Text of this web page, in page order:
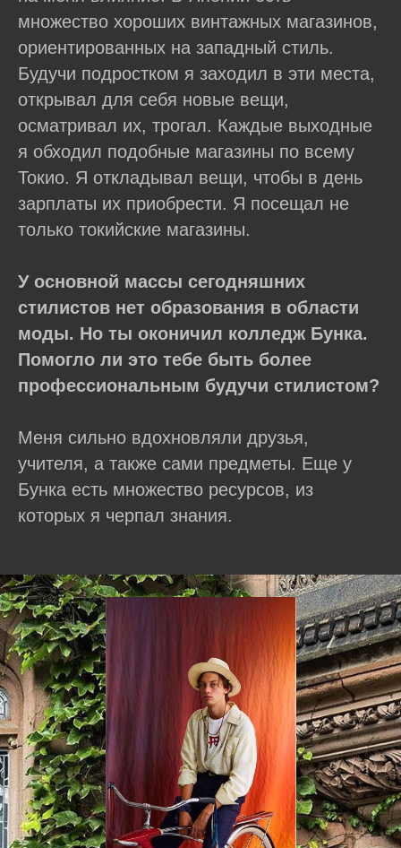
множество хороших винтажных магазинов,
ориентированных на западный стиль.
Будучи подростком я заходил в эти места,
открывал для себя новые вещи,
осматривал их, трогал. Каждые выходные
я обходил подобные магазины по всему
Токио. Я откладывал вещи, чтобы в день
зарплаты их приобрести. Я посещал не
только токийские магазины.
У основной массы сегодняшних
стилистов нет образования в области
моды. Но ты оконичил колледж Бунка.
Помогло ли это тебе быть более
профессиональным будучи стилистом?
Меня сильно вдохновляли друзья,
учителя, а также сами предметы. Еще у
Бунка есть множество ресурсов, из
которых я черпал знания.